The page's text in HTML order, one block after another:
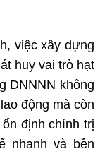
việc xây dựng
huy vai trò hạt
DNNNN không
động mà còn
định chính trị
nhanh và bền